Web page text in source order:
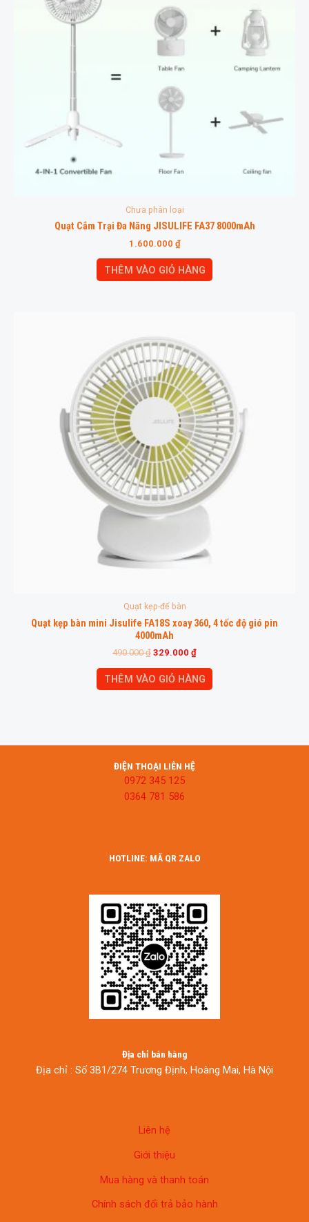
Chưa phân loại
Quạt Cắm Trại Đa Năng JISULIFE FA37 8000mAh
1.600.000 ₫
THÊM VÀO GIỎ HÀNG
Quạt kẹp-để bàn
Quạt kẹp bàn mini Jisulife FA18S xoay 360, 4 tốc độ gió pin
4000mAh
490.000₫ 329.000 ₫
THÊM VÀO GIỎ HÀNG
ĐIỆN THOẠI LIÊN HỆ
0972 345 125
0364 781 586
HOTLINE: MÃ QR ZALO
Địa chỉ bán hàng
Địa chỉ : Số 3B1/274 Trương Định, Hoàng Mai, Hà Nội
Liên hệ
Giới thiệu
Mua hàng và thanh toán
Chính sách đổi trả bảo hành